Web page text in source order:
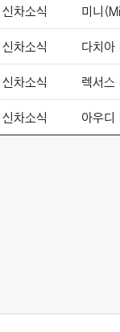
신차소식 미니
신차소식 다치아
신차소식 렉서스
신차소식 아우디